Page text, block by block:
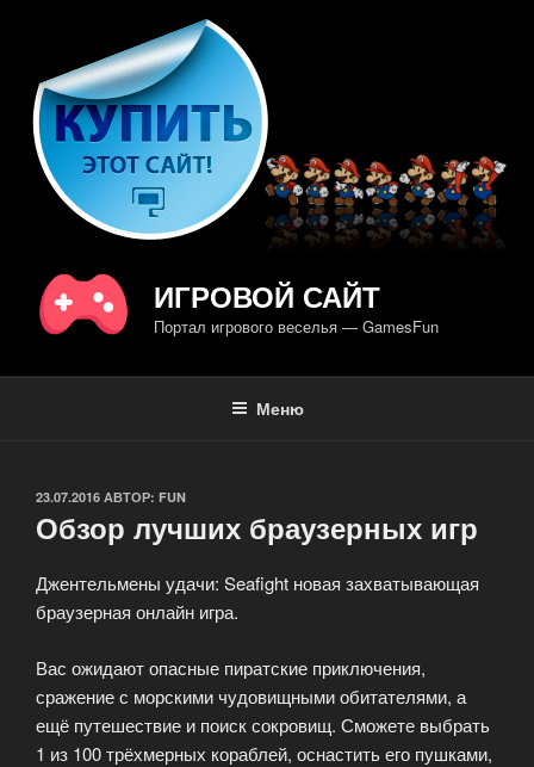
содержимому
ИГРОВОЙ САЙТ
Портал игрового веселья — GamesFun
Меню
ОПУБЛИКОВАНО
23.07.2016 АВТОР: FUN
Обзор лучших браузерных игр
Джентельмены удачи: Seafight новая захватывающая
браузерная онлайн игра.
Вас ожидают опасные пиратские приключения,
сражение с морскими чудовищными обитателями, а
ещё путешествие и поиск сокровищ. Сможете выбрать
1 из 100 трёхмерных кораблей, оснастить его пушками,